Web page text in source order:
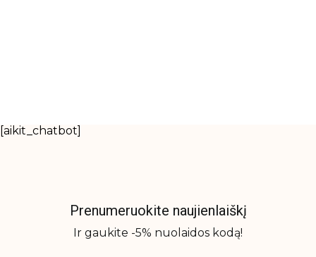
[aikit_chatbot]
Prenumeruokite naujienlaiškį
Ir gaukite -5% nuolaidos kodą!